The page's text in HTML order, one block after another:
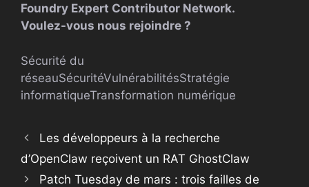
Foundry Expert Contributor Network.
Voulez-vous nous rejoindre ?
Sécurité du
réseauSécuritéVulnérabilitésStratégie
informatiqueTransformation numérique
Les développeurs à la recherche
d’OpenClaw reçoivent un RAT GhostClaw
Patch Tuesday de mars : trois failles de